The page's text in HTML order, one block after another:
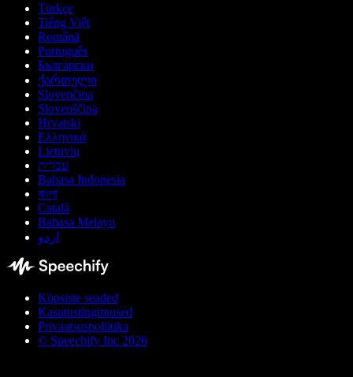
Türkçe
Tiếng Việt
Română
Português
Български
ქართული
Slovenčina
Slovenščina
Hrvatski
Ελληνικά
Lietuvių
עברית
Bahasa Indonesia
বাংলা
Català
Bahasa Melayu
اردو
Küpsiste seaded
Kasutustingimused
Privaatsuspoliitika
© Speechify Inc 2026